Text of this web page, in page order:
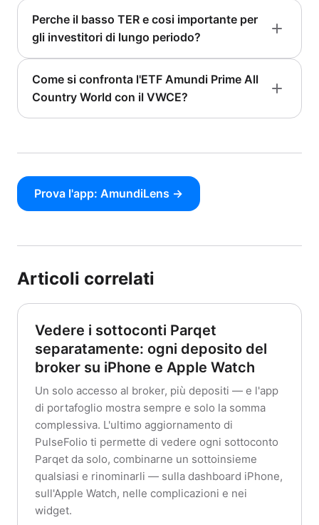
Perche il basso TER e cosi importante per
gli investitori di lungo periodo?
Come si confronta l'ETF Amundi Prime All
Country World con il VWCE?
Prova l'app: AmundiLens →
Articoli correlati
Vedere i sottoconti Parqet
separatamente: ogni deposito del
broker su iPhone e Apple Watch
Un solo accesso al broker, più depositi — e l'app
di portafoglio mostra sempre e solo la somma
complessiva. L'ultimo aggiornamento di
PulseFolio ti permette di vedere ogni sottoconto
Parqet da solo, combinarne un sottoinsieme
qualsiasi e rinominarli — sulla dashboard iPhone,
sull'Apple Watch, nelle complicazioni e nei
widget.